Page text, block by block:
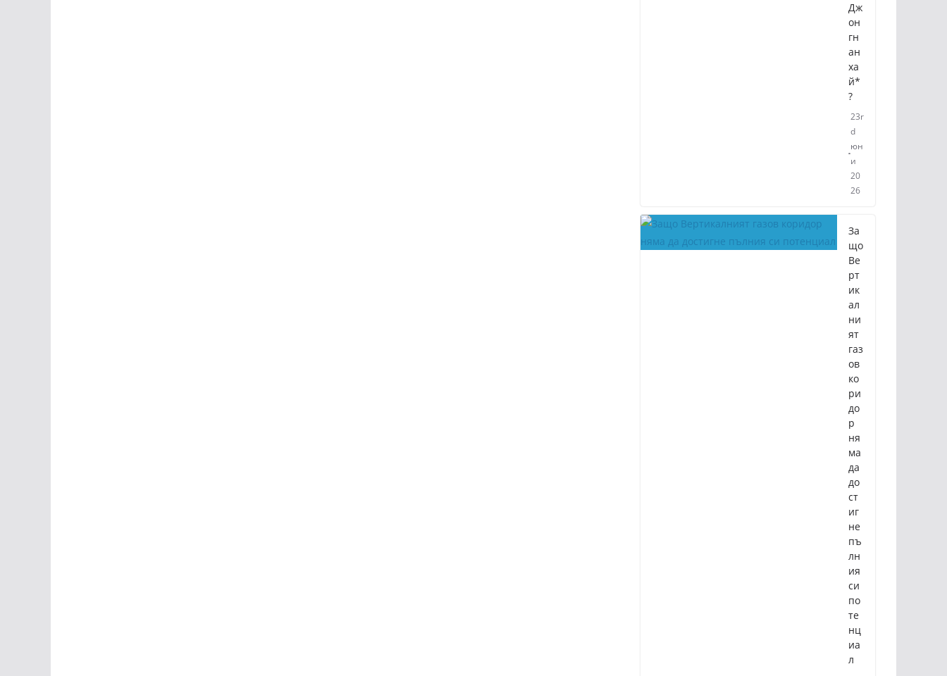
Дж
он
гн
ан
ха
й*
?
23r
d
юн
и
20
26
За
що
Ве
рт
ик
ал
ни
ят
газ
ов
ко
ри
до
р
ня
ма
да
до
ст
иг
не
пъ
лн
ия
си
по
те
нц
иа
л